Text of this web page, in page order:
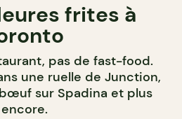
frites à
pas de fast-food.
une ruelle de Junction,
sur Spadina et plus
encore.